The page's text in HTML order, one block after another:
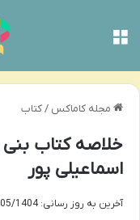
مجله کاماکس /کتاب
خلاصه کتاب بنی
اسماعیلی پور
آخرین به روز رسانی: 26/05/1404